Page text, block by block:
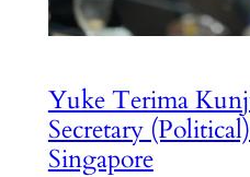
Yuke Terima
Secretary
Singapore